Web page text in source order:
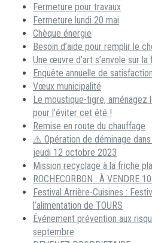
Fermeture pour travaux
Fermeture lundi 20 mai
Chèque énergie
Besoin d’aide pour remplir le
Une œuvre d’art s’envole sur la
Enquête annuelle de
Vœux municipalité
Le moustique-tigre, aménagez
pour l’éviter cet été !
Remise en route du chauffage
⚠️ Opération de déminage
jeudi 12 octobre 2023
Mission recyclage à la friche
ROCHECORBON : À VENDRE
Festival Arrière-Cuisines :
l’alimentation de TOURS
Événement prévention aux
septembre